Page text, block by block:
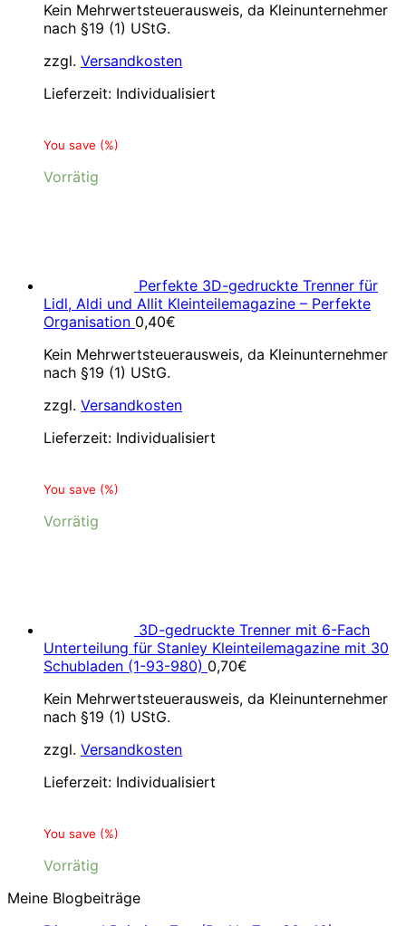
Kein Mehrwertsteuerausweis, da Kleinunternehmer
nach §19 (1) UStG.
zzgl. Versandkosten
Lieferzeit: Individualisiert
You save (%)
Vorrätig
Perfekte 3D-gedruckte Trenner für
Lidl, Aldi und Allit Kleinteilemagazine – Perfekte
Organisation 0,40€
Kein Mehrwertsteuerausweis, da Kleinunternehmer
nach §19 (1) UStG.
zzgl. Versandkosten
Lieferzeit: Individualisiert
You save (%)
Vorrätig
3D-gedruckte Trenner mit 6-Fach
Unterteilung für Stanley Kleinteilemagazine mit 30
Schubladen (1-93-980) 0,70€
Kein Mehrwertsteuerausweis, da Kleinunternehmer
nach §19 (1) UStG.
zzgl. Versandkosten
Lieferzeit: Individualisiert
You save (%)
Vorrätig
Meine Blogbeiträge